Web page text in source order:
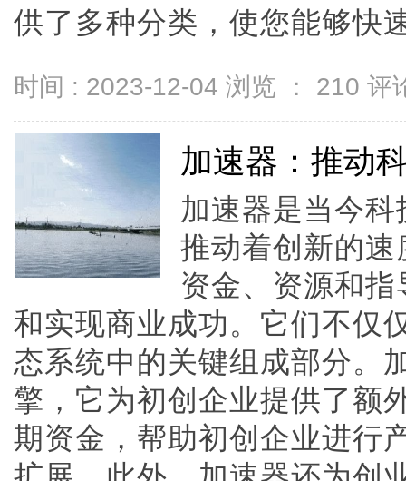
供了多种分类，使您能够快
时间 : 2023-12-04 浏览 ： 210 评
加速器：推动
加速器是当今
推动着创新的
资金、资源和
和实现商业成功。它们不仅
态系统中的关键组成部分。
擎，它为初创企业提供了额
期资金，帮助初创企业进行